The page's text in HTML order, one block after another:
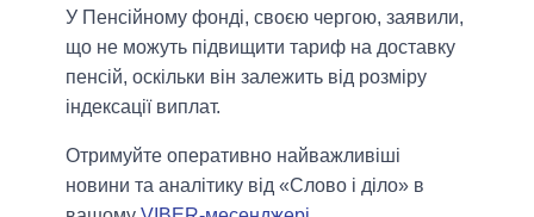
У Пенсійному фонді, своєю чергою, заявили,
що не можуть підвищити тариф на доставку
пенсій, оскільки він залежить від розміру
індексації виплат.
Отримуйте оперативно найважливіші
новини та аналітику від «Слово і діло» в